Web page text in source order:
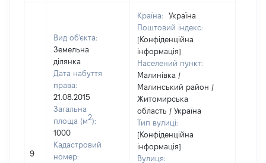
9
Вид об'єкта:
Земельна
ділянка
Дата набуття
права:
21.08.2015
Загальна
площа (м2):
1000
Кадастровий
номер:
Країна:
Україна
Поштовий індекс:
[Конфіденційна
інформація]
Населений пункт:
Малинівка /
Малинський район /
Житомирська
область / Україна
Тип вулиці:
[Конфіденційна
інформація]
Вулиця: